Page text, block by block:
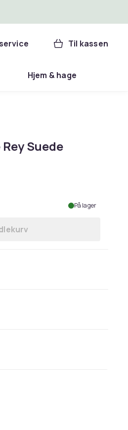
Til kassen
Hjem & hage
Suede
På lager
Star Wars Girls Deluxe Rey